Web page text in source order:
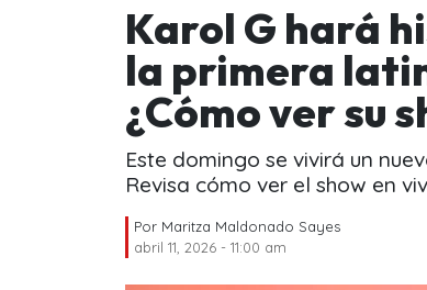
Karol G hará
la primera
¿Cómo ver su
Este domingo se vivirá un
Revisa cómo ver el show en
Por Maritza Maldonado Sayes
abril 11, 2026 - 11:00 am